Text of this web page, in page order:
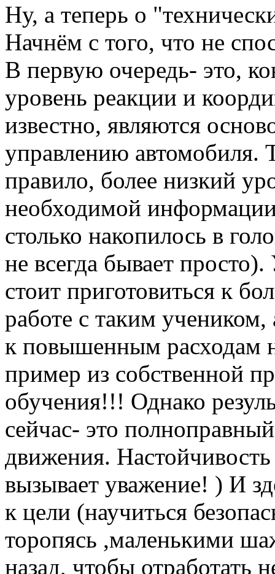
Ну, а теперь о
Начнём с того, что не
В первую очередь- это,
уровень реакции и
известно, являются
управлению автомобиля.
правило, более низкий
необходимой
столько накопилось в
не всегда бывает
стоит приготовиться к
работе с таким учеником,
к повышенным расходам
пример из собственной
обучения!!! Однако
сейчас- это
движения.
вызывает уважение! ) И
к цели (научиться
торопясь ,маленькими
назад, чтобы отработать